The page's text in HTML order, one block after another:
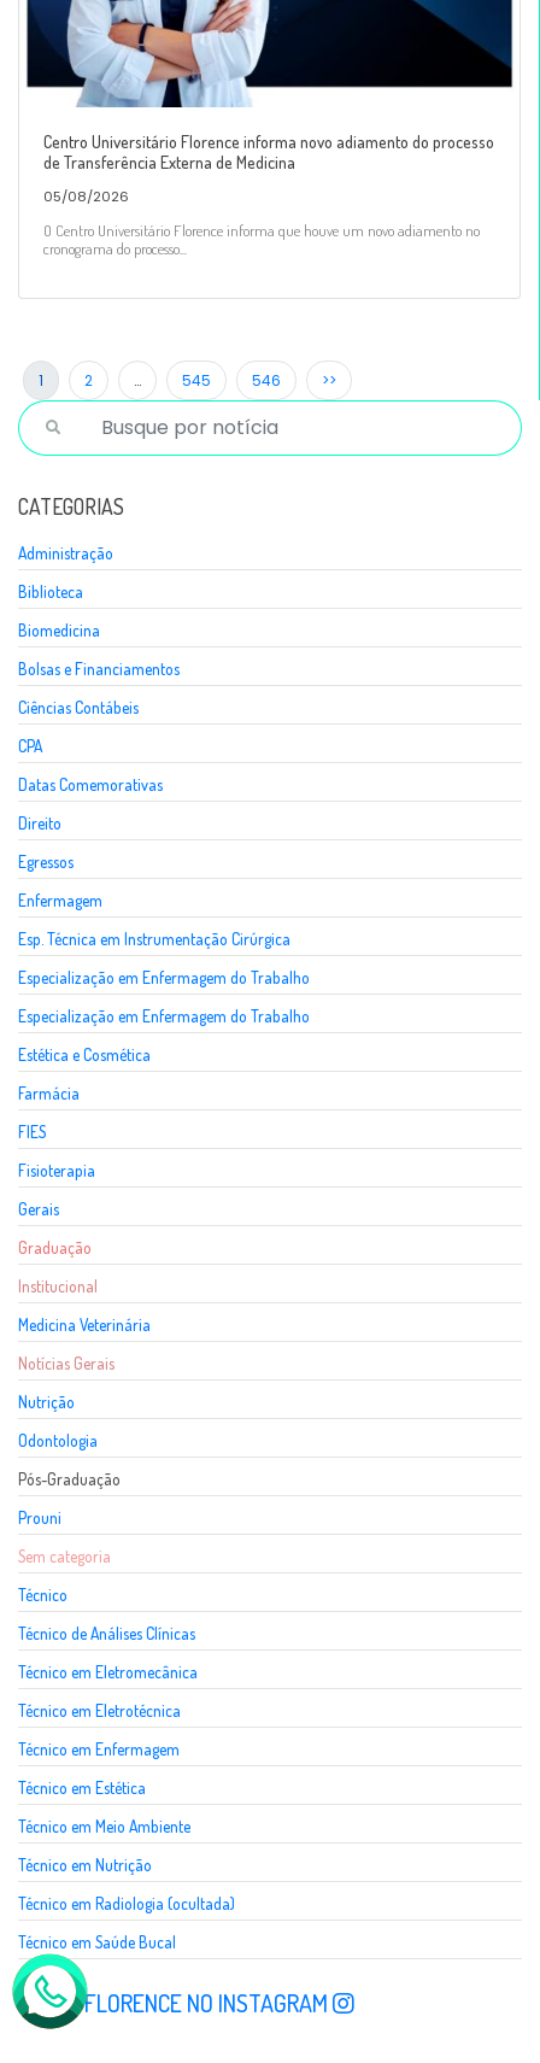
Centro Universitário Florence informa novo adiamento do processo
de Transferência Externa de Medicina
05/08/2026
O Centro Universitário Florence informa que houve um novo adiamento no
cronograma do processo...
1 2 … 545 546 >>
CATEGORIAS
Administração
Biblioteca
Biomedicina
Bolsas e Financiamentos
Ciências Contábeis
CPA
Datas Comemorativas
Direito
Egressos
Enfermagem
Esp. Técnica em Instrumentação Cirúrgica
Especialização em Enfermagem do Trabalho
Especialização em Enfermagem do Trabalho
Estética e Cosmética
Farmácia
FIES
Fisioterapia
Gerais
Graduação
Institucional
Medicina Veterinária
Notícias Gerais
Nutrição
Odontologia
Pós-Graduação
Prouni
Sem categoria
Técnico
Técnico de Análises Clínicas
Técnico em Eletromecânica
Técnico em Eletrotécnica
Técnico em Enfermagem
Técnico em Estética
Técnico em Meio Ambiente
Técnico em Nutrição
Técnico em Radiologia (ocultada)
Técnico em Saúde Bucal
SIGA A FLORENCE NO INSTAGRAM